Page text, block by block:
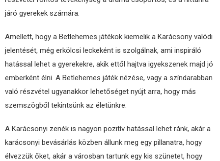
járó gyerekek számára.
Amellett, hogy a Betlehemes játékok kiemelik a Karácsony valódi
jelentését, még erkölcsi leckeként is szolgálnak, ami inspiráló
hatással lehet a gyerekekre, akik ettől hajtva igyekszenek majd jó
emberként élni. A Betlehemes játék nézése, vagy a színdarabban
való részvétel ugyanakkor lehetőséget nyújt arra, hogy más
szemszögből tekintsünk az életünkre.
A Karácsonyi zenék is nagyon pozitív hatással lehet ránk, akár a
karácsonyi bevásárlás közben állunk meg egy pillanatra, hogy
élvezzük őket, akár a városban tartunk egy kis szünetet, hogy